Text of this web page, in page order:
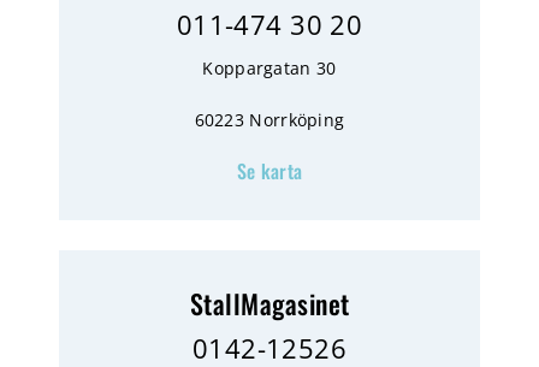
011-474 30 20
Koppargatan 30
60223 Norrköping
Se karta
StallMagasinet
0142-12526